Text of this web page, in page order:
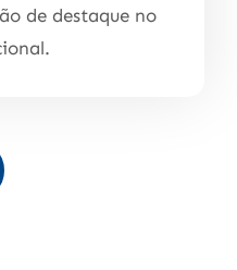
de destaque no